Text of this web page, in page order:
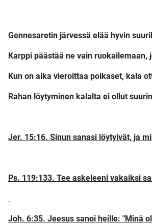
Gennesaretin järvessä elää hyvin
Karppi päästää ne vain
Kun on aika vieroittaa poikaset, kala
Rahan löytyminen kalalta ei ollut
Jer. 15:16. Sinun sanasi löytyivät, ja
Ps. 119:133. Tee askeleeni vakaiksi
Joh. 6:35. Jeesus sanoi heille: "Minä